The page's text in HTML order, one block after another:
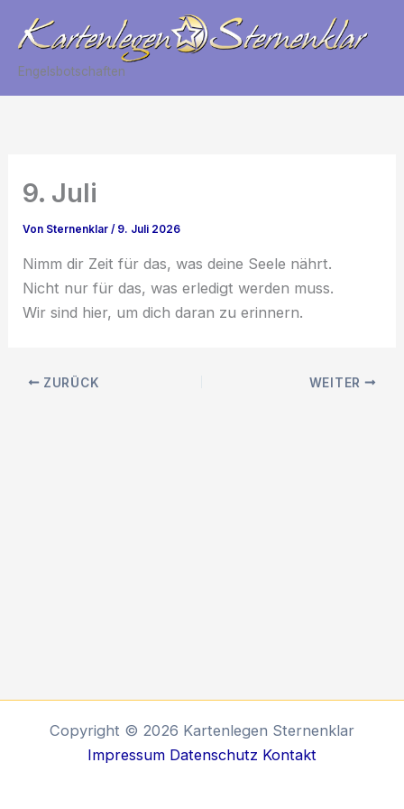
Inhalt
Engelsbotschaften
9. Juli
Von Sternenklar/ 9. Juli 2026
Nimm dir Zeit für das, was deine Seele nährt.
Nicht nur für das, was erledigt werden muss.
Wir sind hier, um dich daran zu erinnern.
ZURÜCK WEITER
Copyright © 2026 Kartenlegen Sternenklar
Impressum Datenschutz Kontakt